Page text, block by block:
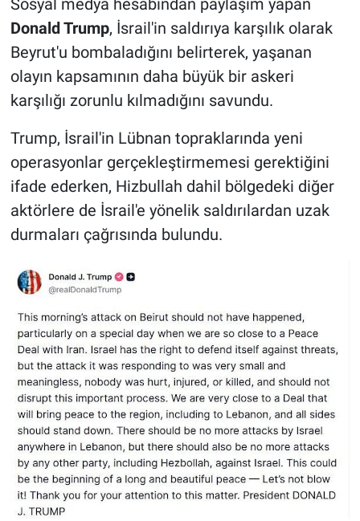
Sosyal medya hesabından paylaşım yapan
Donald Trump, İsrail'in saldırıya karşılık olarak
Beyrut'u bombaladığını belirterek, yaşanan
olayın kapsamının daha büyük bir askeri
karşılığı zorunlu kılmadığını savundu.
Trump, İsrail'in Lübnan topraklarında yeni
operasyonlar gerçekleştirmemesi gerektiğini
ifade ederken, Hizbullah dahil bölgedeki diğer
aktörlere de İsrail'e yönelik saldırılardan uzak
durmaları çağrısında bulundu.